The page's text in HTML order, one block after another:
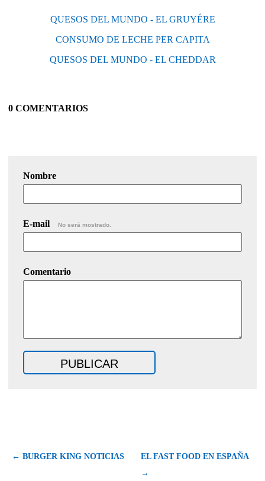
QUESOS DEL MUNDO - EL GRUYÉRE
CONSUMO DE LECHE PER CAPITA
QUESOS DEL MUNDO - EL CHEDDAR
0 COMENTARIOS
Nombre
E-mail No será mostrado.
Comentario
← BURGER KING NOTICIAS
EL FAST FOOD EN ESPAÑA
→